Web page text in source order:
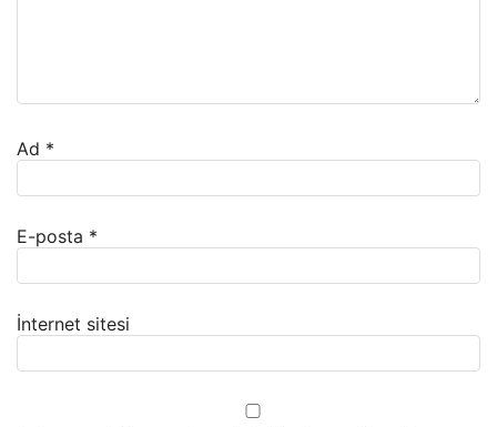
Ad *
E-posta *
İnternet sitesi